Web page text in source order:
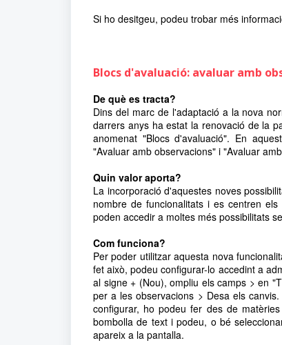
Si ho desitgeu, podeu trobar més
Blocs d'avaluació: avaluar amb
De què es tracta?
Dins del marc de l'adaptació a la nova
darrers anys ha estat la renovació de la
anomenat "Blocs d'avaluació". En
"Avaluar amb observacions" i "Avaluar
Quin valor aporta?
La incorporació d'aquestes noves
nombre de funcionalitats i es centren
poden accedir a moltes més possibilitats
Com funciona?
Per poder utilitzar aquesta nova
fet això, podeu configurar-lo accedint a
al signe + (Nou), ompliu els camps > en
per a les observacions > Desa els
configurar, ho podeu fer des de
bombolla de text i podeu, o bé
apareix a la pantalla.